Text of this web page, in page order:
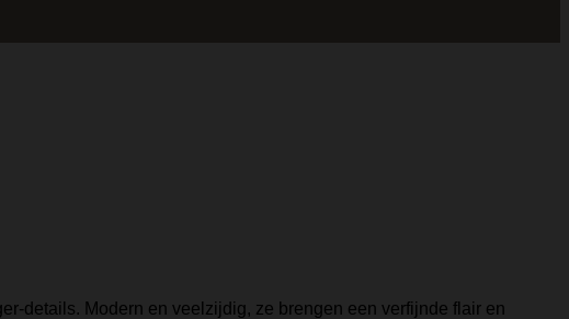
details. Modern en veelzijdig, ze brengen een verfijnde flair en